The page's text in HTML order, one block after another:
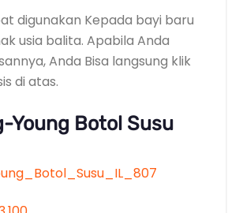
digunakan Kepada bayi baru
usia balita. Apabila Anda
Anda Bisa langsung klik
di atas.
Young Botol Susu